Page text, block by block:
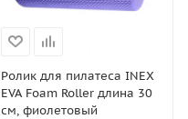
Ролик для пилатеса INEX
EVA Foam Roller длина 30
см, фиолетовый